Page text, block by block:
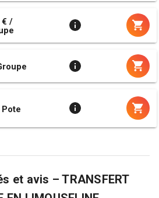
€ /
et avis – TRANSFERT